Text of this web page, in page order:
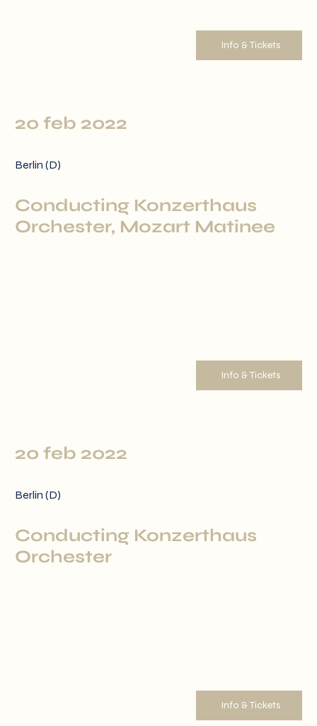
Info & Tickets
20 feb 2022
Berlin (D)
Conducting Konzerthaus
Orchester, Mozart Matinee
Info & Tickets
20 feb 2022
Berlin (D)
Conducting Konzerthaus
Orchester
Info & Tickets